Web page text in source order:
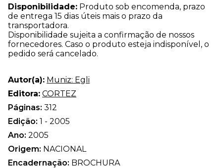
Disponibilidade: Produto sob encomenda, prazo
de entrega 15 dias úteis mais o prazo da
transportadora.
Disponibilidade sujeita a confirmação de nossos
fornecedores. Caso o produto esteja indisponível, o
pedido será cancelado.
Autor(a): Muniz: Egli
Editora: CORTEZ
Páginas: 312
Edição: 1 - 2005
Ano: 2005
Origem: NACIONAL
Encadernação: BROCHURA